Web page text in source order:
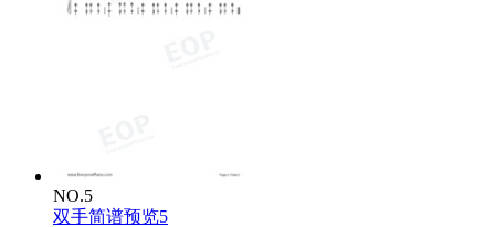
NO.5
双手简谱预览5